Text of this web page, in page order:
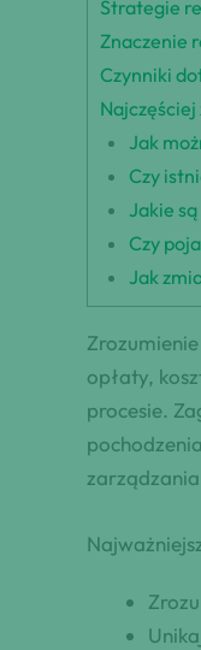
Strategie
Znaczenie
Czynniki
Jak
Czy
Jakie
Czy
Jak
opłaty,
procesie.